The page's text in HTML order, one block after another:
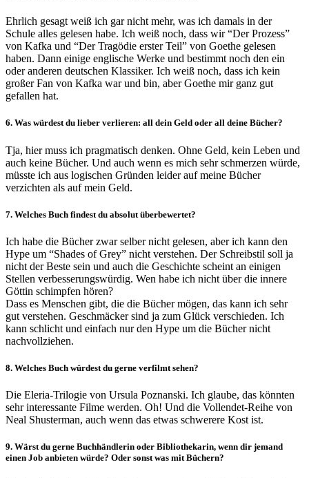
Ehrlich gesagt weiß ich gar nicht mehr, was ich damals in der
Schule alles gelesen habe. Ich weiß noch, dass wir “Der Prozess”
von Kafka und “Der Tragödie erster Teil” von Goethe gelesen
haben. Dann einige englische Werke und bestimmt noch den ein
oder anderen deutschen Klassiker. Ich weiß noch, dass ich kein
großer Fan von Kafka war und bin, aber Goethe mir ganz gut
gefallen hat.
6. Was würdest du lieber verlieren: all dein Geld oder all deine Bücher?
Tja, hier muss ich pragmatisch denken. Ohne Geld, kein Leben und
auch keine Bücher. Und auch wenn es mich sehr schmerzen würde,
müsste ich aus logischen Gründen leider auf meine Bücher
verzichten als auf mein Geld.
7. Welches Buch findest du absolut überbewertet?
Ich habe die Bücher zwar selber nicht gelesen, aber ich kann den
Hype um “Shades of Grey” nicht verstehen. Der Schreibstil soll ja
nicht der Beste sein und auch die Geschichte scheint an einigen
Stellen verbesserungswürdig. Wen habe ich nicht über die innere
Göttin schimpfen hören?
Dass es Menschen gibt, die die Bücher mögen, das kann ich sehr
gut verstehen. Geschmäcker sind ja zum Glück verschieden. Ich
kann schlicht und einfach nur den Hype um die Bücher nicht
nachvollziehen.
8. Welches Buch würdest du gerne verfilmt sehen?
Die Eleria-Trilogie von Ursula Poznanski. Ich glaube, das könnten
sehr interessante Filme werden. Oh! Und die Vollendet-Reihe von
Neal Shusterman, auch wenn das etwas schwerere Kost ist.
9. Wärst du gerne Buchhändlerin oder Bibliothekarin, wenn dir jemand
einen Job anbieten würde? Oder sonst was mit Büchern?